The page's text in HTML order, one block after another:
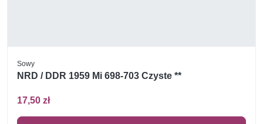
Sowy
NRD / DDR 1959 Mi 698-703 Czyste **
17,50 zł